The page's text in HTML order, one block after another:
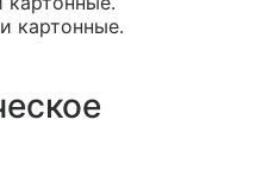
картонные.